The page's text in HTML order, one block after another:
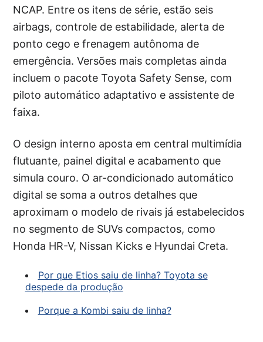
NCAP. Entre os itens de série, estão seis
airbags, controle de estabilidade, alerta de
ponto cego e frenagem autônoma de
emergência. Versões mais completas ainda
incluem o pacote Toyota Safety Sense, com
piloto automático adaptativo e assistente de
faixa.
O design interno aposta em central multimídia
flutuante, painel digital e acabamento que
simula couro. O ar-condicionado automático
digital se soma a outros detalhes que
aproximam o modelo de rivais já estabelecidos
no segmento de SUVs compactos, como
Honda HR-V, Nissan Kicks e Hyundai Creta.
Por que Etios saiu de linha? Toyota se
despede da produção
Porque a Kombi saiu de linha?